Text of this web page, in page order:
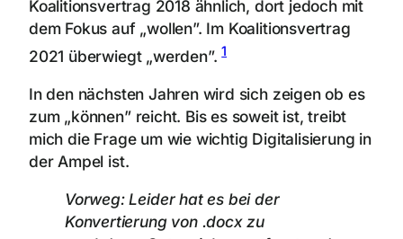
Koalitionsvertrag 2018 ähnlich, dort jedoch mit
dem Fokus auf „wollen”. Im Koalitionsvertrag
2021 überwiegt „werden”.1
In den nächsten Jahren wird sich zeigen ob es
zum „können” reicht. Bis es soweit ist, treibt
mich die Frage um wie wichtig Digitalisierung in
der Ampel ist.
Vorweg: Leider hat es bei der
Konvertierung von .docx zu